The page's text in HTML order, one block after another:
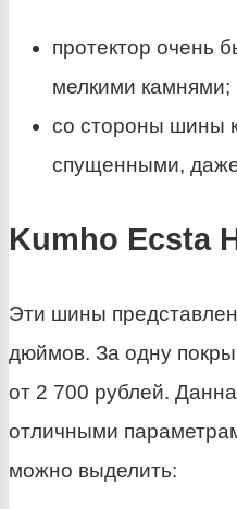
протектор очень
мелкими камнями;
со стороны шины
спущенными,
Kumho Ecsta
Эти шины
дюймов. За одну
от 2 700 рублей.
отличными
можно выделить: